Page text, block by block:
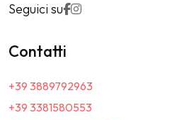
Seguici su
Contatti
+39 3889792963
+39 3381580553